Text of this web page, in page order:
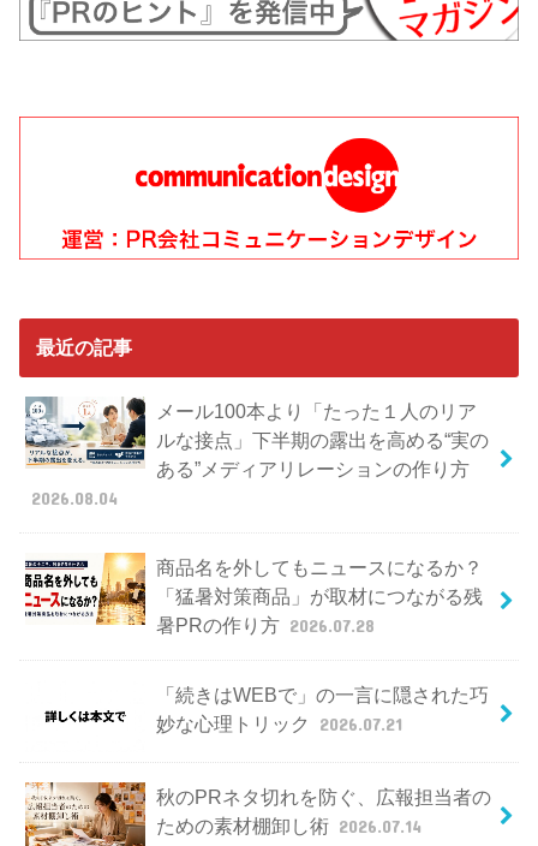
最近の記事
メール100本より「たった１人のリア
ルな接点」下半期の露出を高める“実の
ある”メディアリレーションの作り方
2026.08.04
商品名を外してもニュースになるか？
「猛暑対策商品」が取材につながる残
暑PRの作り方 2026.07.28
「続きはWEBで」の一言に隠された巧
妙な心理トリック
2026.07.21
秋のPRネタ切れを防ぐ、広報担当者の
ための素材棚卸し術 2026.07.14